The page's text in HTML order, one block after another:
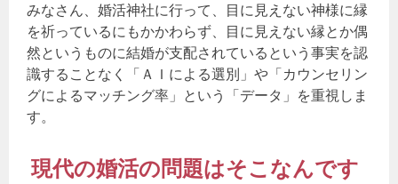
みなさん、婚活神社に行って、目に見えない神様に縁
を祈っているにもかかわらず、目に見えない縁とか偶
然というものに結婚が支配されているという事実を認
識することなく「ＡＩによる選別」や「カウンセリン
グによるマッチング率」という「データ」を重視しま
す。
現代の婚活の問題はそこなんです